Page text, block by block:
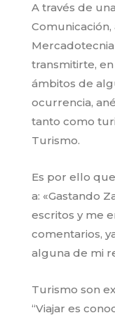
A través de
transmitirte,
ámbitos de
ocurrencia,
tanto como
Turismo.
Es por ello
a: «Gastando
escritos y me
comentarios,
alguna de mi
Turismo son
“Viajar es